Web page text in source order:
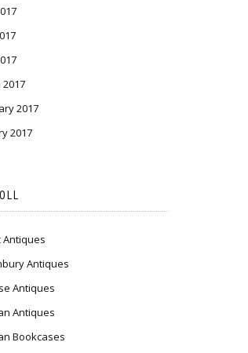
2017
2017
Antiques
Antiques
Antiques
Antiques
Bookcases